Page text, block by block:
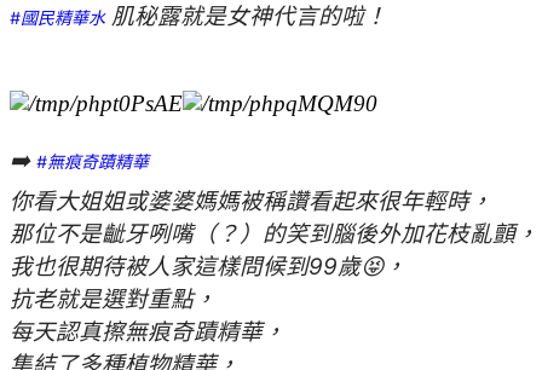
#國民精華水肌秘露就是女神代言的啦！
➡️ #無痕奇蹟精華
你看大姐姐或婆婆媽媽被稱讚看起來很年輕時，
那位不是齜牙咧嘴（？）的笑到腦後外加花枝亂顫，
我也很期待被人家這樣問候到99歲😝，
抗老就是選對重點，
每天認真擦無痕奇蹟精華，
集結了多種植物精華，